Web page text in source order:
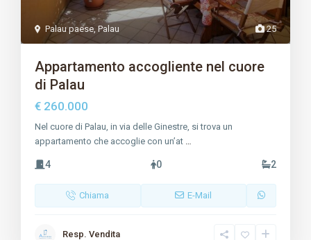
25
Palau paese ,Palau
Appartamento accogliente nel cuore
di Palau
€ 260.000
Nel cuore di Palau, in via delle Ginestre, si trova un
appartamento che accoglie con un’at
4 0 2
Chiama E-Mail
Resp. Vendita